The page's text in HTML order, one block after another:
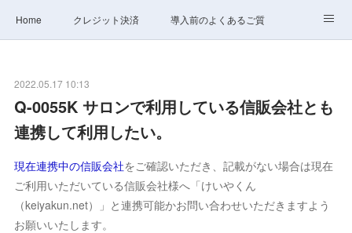
Home クレジット決済 導入前のよくあるご質問
2022.05.17 10:13
Q-0055K サロンで利用している信販会社とも
連携して利用したい。
現在連携中の信販会社をご確認いただき、記載がない場合は現在
ご利用いただいている信販会社様へ「けいやくん
（keiyakun.net）」と連携可能かお問い合わせいただきますよう
お願いいたします。